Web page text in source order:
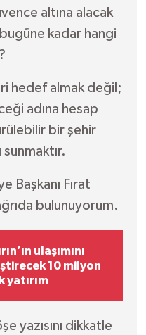
altına alacak
kadar hangi
hedef almak değil;
adına hesap
bir şehir
sunmaktır.
Başkanı Fırat
bulunuyorum.
ulaşımını
10 milyon
yatırım
yazısını dikkatle